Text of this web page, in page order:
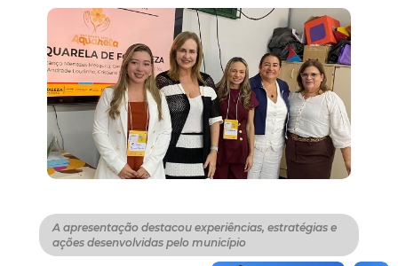
A apresentação destacou experiências, estratégias e
ações desenvolvidas pelo município